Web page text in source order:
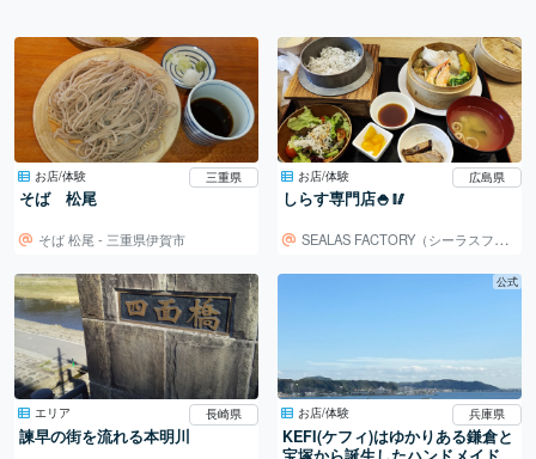
お店/体験 三重県
そば 松尾
そば 松尾 - 三重県伊賀市
お店/体験 広島県
しらす専門店🍚🥢
SEALAS FACTORY（シーラスファクトリー）
エリア 長崎県
諫早の街を流れる本明川
公式
お店/体験 兵庫県
KEFI(ケフィ)はゆかりある鎌倉と